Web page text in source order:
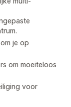
je op
om moeiteloos
voor